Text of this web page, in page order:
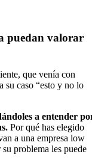
puedan valorar
que venía con
su caso “esto y no lo
a entender
Por qué has elegido
a una empresa low
problema les puede